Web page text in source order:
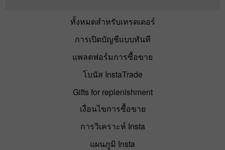
ทั้งหมดสำหรับเทรดเดอร์
การเปิดบัญชีแบบทันที
แพลตฟอร์มการซื้อขาย
โบนัส InstaTrade
Gifts for replenishment
เงื่อนไขการซื้อขาย
การวิเคราะห์ Insta
แผนภูมิ Insta